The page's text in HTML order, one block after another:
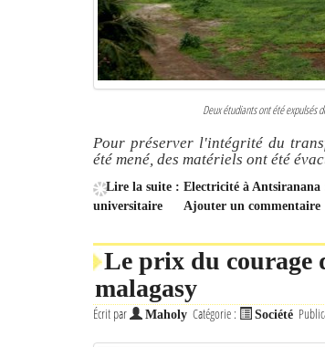
Deux étudiants ont été expulsés
Pour préserver l'intégrité du
été mené, des matériels ont été
Lire la suite : Electricité à Antsiranana
universitaire
Ajouter un commentaire
Le prix du courage
malagasy
Écrit par Maholy Catégorie : Société